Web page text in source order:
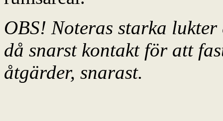
OBS! Noteras starka
då snarst kontakt för att
åtgärder, snarast.